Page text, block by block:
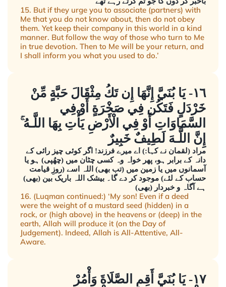
15. But if they urge you to associate (partners) with
Me that you do not know about, then do not obey
them. Yet keep their company in this world in a kind
manner. But follow the way of those who turn to Me
in true devotion. Then to Me will be your return, and
I shall inform you what you used to do.’
١٦- يَا بُنَيَّ إِنَّهَا إِن تَكُ مِثْقَالَ حَبَّةٍ مِّنْ
خَرْدَلٍ فَتَكُن فِي صَخْرَةٍ أَوْ فِي
السَّمَاوَاتِ أَوْ فِي الْأَرْضِ يَأْتِ بِهَا اللَّـهُ ۚ
إِنَّ اللَّـهَ لَطِيفٌ خَبِيرٌ
مراد (لقمان نے کہا:) اے میرے فرزند! اگر کوئی چیز رائی کے
دانہ کے برابر ہو، پھر خواہ وہ کسی چٹان میں (چھُپی) ہو یا
آسمانوں میں یا زمین میں (تب بھی) اللہ اسے (روزِ قیامت
حساب کے لئے) موجود کر دے گا۔ بیشک اللہ باریک بین (بھی)
ہے آگاہ و خبردار (بھی)
16. (Luqman continued:) ‘My son! Even if a deed
were the weight of a mustard seed (hidden) in a
rock, or (high above) in the heavens or (deep) in the
earth, Allah will produce it (on the Day of
Judgement). Indeed, Allah is All-Attentive, All-
Aware.
١٧- يَا بُنَيَّ أَقِمِ الصَّلَاةَ وَأْمُرْ